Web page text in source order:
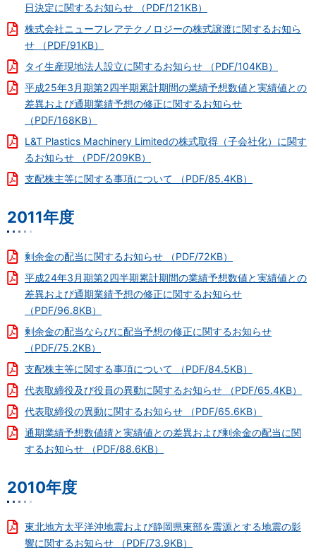
日決定に関するお知らせ （PDF/121KB）
株式会社ニューフレアテクノロジーの株式譲渡に関するお知ら
せ （PDF/91KB）
タイ生産現地法人設立に関するお知らせ （PDF/104KB）
平成25年3月期第2四半期累計期間の業績予想数値と実績値との
差異および通期業績予想の修正に関するお知らせ
（PDF/168KB）
L&T Plastics Machinery Limitedの株式取得（子会社化）に関す
るお知らせ （PDF/209KB）
支配株主等に関する事項について （PDF/85.4KB）
2011年度
剰余金の配当に関するお知らせ （PDF/72KB）
平成24年3月期第2四半期累計期間の業績予想数値と実績値との
差異および通期業績予想の修正に関するお知らせ
（PDF/96.8KB）
剰余金の配当ならびに配当予想の修正に関するお知らせ
（PDF/75.2KB）
支配株主等に関する事項について （PDF/84.5KB）
代表取締役及び役員の異動に関するお知らせ （PDF/65.4KB）
代表取締役の異動に関するお知らせ （PDF/65.6KB）
通期業績予想数値績と実績値との差異および剰余金の配当に関
するお知らせ （PDF/88.6KB）
2010年度
東北地方太平洋沖地震および静岡県東部を震源とする地震の影
響に関するお知らせ （PDF/73.9KB）